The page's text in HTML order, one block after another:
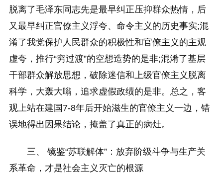
脱离了毛泽东同志先是最早纠正压抑群众热情，后
又最早纠正官僚主义浮夸、命令主义的历史事实;混
淆了我党保护人民群众的积极性和官僚主义的主观
虚夸，推行“穷过渡”的空想造势的是非;混淆了基层
干部群众解放思想，破除迷信和上级官僚主义脱离
科学，大轰大嗡，追求虚假政绩的是非。总之，客
观上站在建国7-8年后开始滋生的官僚主义一边，错
误地得出因果结论，掩盖了真正的病灶。
三、 镜鉴“苏联解体”：放弃阶级斗争与生产关
系革命，才是社会主义灭亡的根源